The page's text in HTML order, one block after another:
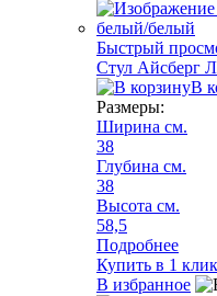
Быстрый
Стул Айсберг
В
Размеры:
Ширина см.
38
Глубина см.
38
Высота см.
58,5
Подробнее
Купить в 1 клик
В избранное